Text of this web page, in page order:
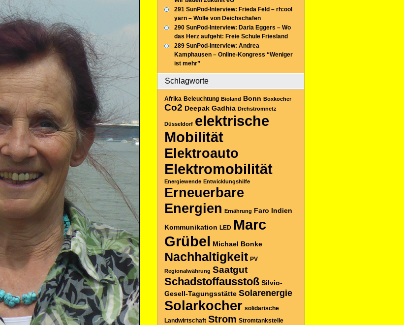
291 SunPod-Interview: Frieda Feld – rh:ool
yarn – Wolle von Deichschafen
290 SunPod-Interview: Daria Eggers – Wo
das Herz aufgeht: Freie Schule Friesland
289 SunPod-Interview: Andrea
Kamphausen – Online-Kongress “Weniger
ist mehr”
Schlagworte
Afrika Beleuchtung Bioland Bonn Boxkocher
Co2 Deepak Gadhia Drehstromnetz
Düsseldorf elektrische
Mobilität
Elektroauto
Elektromobilität
Energiewende Entwicklungshilfe
Erneuerbare
Energien Ernährung Faro Indien
Kommunikation LED Marc
Grübel Michael Bonke
Nachhaltigkeit PV
Regionalwährung Saatgut
Schadstoffausstoß Silvio-
Gesell-Tagungsstätte Solarenergie
Solarkocher solidarische
Landwirtschaft Strom Stromtankstelle